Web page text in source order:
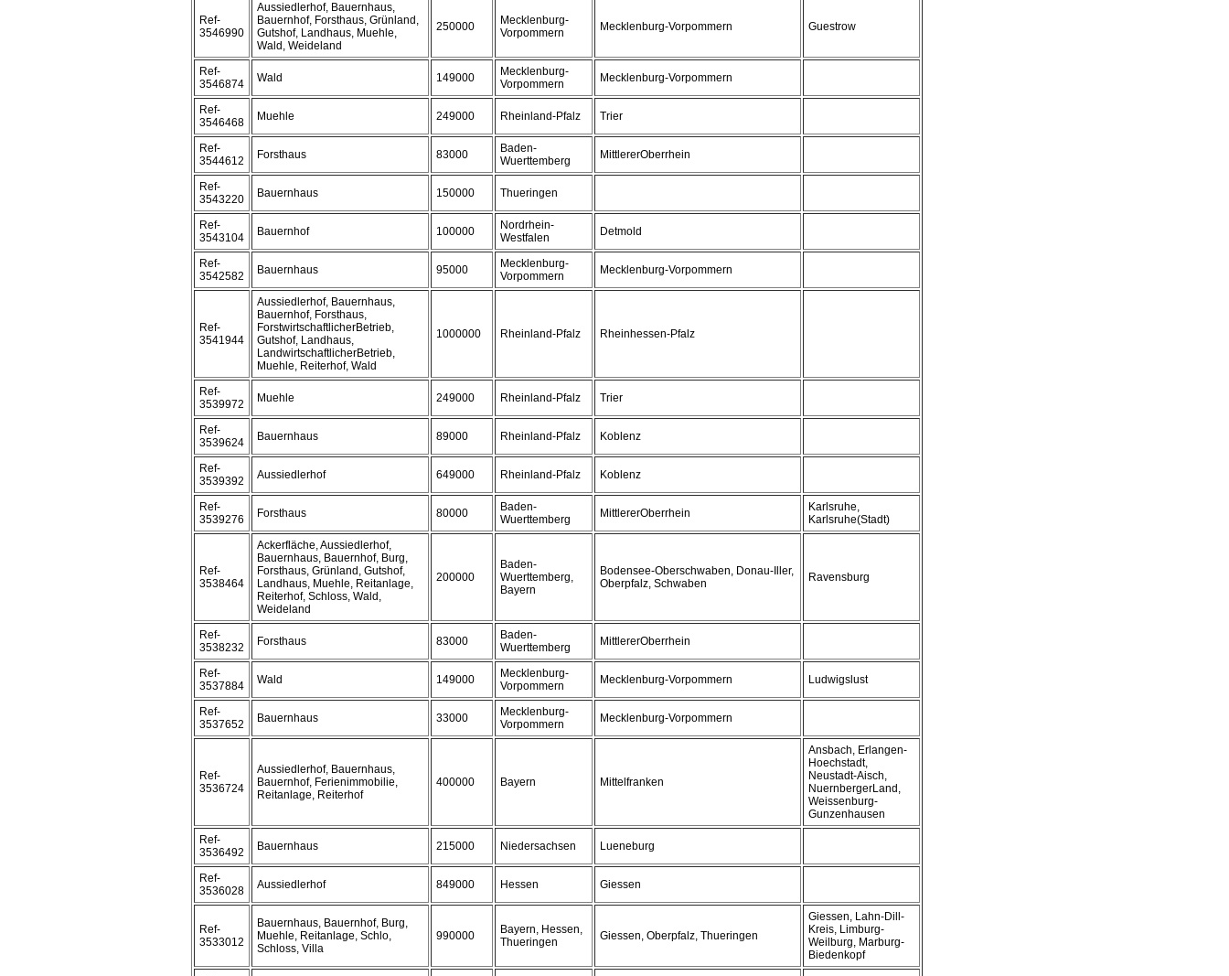
Ref-
3546990
Aussiedlerhof, Bauernhaus,
Bauernhof, Forsthaus, Grünland,
Gutshof, Landhaus, Muehle,
Wald, Weideland
250000
Mecklenburg-
Vorpommern
Mecklenburg-Vorpommern Guestrow
Ref-
3546874
Wald 149000
Mecklenburg-
Vorpommern
Mecklenburg-Vorpommern
Ref-
3546468
Muehle 249000 Rheinland-Pfalz Trier
Ref-
3544612
Forsthaus 83000
Baden-
Wuerttemberg
MittlererOberrhein
Ref-
3543220
Bauernhaus 150000 Thueringen
Ref-
3543104
Bauernhof 100000
Nordrhein-
Westfalen
Detmold
Ref-
3542582
Bauernhaus 95000
Mecklenburg-
Vorpommern
Mecklenburg-Vorpommern
Ref-
3541944
Aussiedlerhof, Bauernhaus,
Bauernhof, Forsthaus,
ForstwirtschaftlicherBetrieb,
Gutshof, Landhaus,
LandwirtschaftlicherBetrieb,
Muehle, Reiterhof, Wald
1000000 Rheinland-Pfalz Rheinhessen-Pfalz
Ref-
3539972
Muehle 249000 Rheinland-Pfalz Trier
Ref-
3539624
Bauernhaus 89000 Rheinland-Pfalz Koblenz
Ref-
3539392
Aussiedlerhof 649000 Rheinland-Pfalz Koblenz
Ref-
3539276
Forsthaus 80000
Baden-
Wuerttemberg
MittlererOberrhein
Karlsruhe,
Karlsruhe(Stadt)
Ref-
3538464
Ackerfläche, Aussiedlerhof,
Bauernhaus, Bauernhof, Burg,
Forsthaus, Grünland, Gutshof,
Landhaus, Muehle, Reitanlage,
Reiterhof, Schloss, Wald,
Weideland
200000
Baden-
Wuerttemberg,
Bayern
Bodensee-Oberschwaben, Donau-Iller,
Oberpfalz, Schwaben
Ravensburg
Ref-
3538232
Forsthaus 83000
Baden-
Wuerttemberg
MittlererOberrhein
Ref-
3537884
Wald 149000
Mecklenburg-
Vorpommern
Mecklenburg-Vorpommern Ludwigslust
Ref-
3537652
Bauernhaus 33000
Mecklenburg-
Vorpommern
Mecklenburg-Vorpommern
Ref-
3536724
Aussiedlerhof, Bauernhaus,
Bauernhof, Ferienimmobilie,
Reitanlage, Reiterhof
400000 Bayern Mittelfranken
Ansbach, Erlangen-
Hoechstadt,
Neustadt-Aisch,
NuernbergerLand,
Weissenburg-
Gunzenhausen
Ref-
3536492
Bauernhaus 215000 Niedersachsen Lueneburg
Ref-
3536028
Aussiedlerhof 849000 Hessen Giessen
Ref-
3533012
Bauernhaus, Bauernhof, Burg,
Muehle, Reitanlage, Schlo,
Schloss, Villa
990000
Bayern, Hessen,
Thueringen
Giessen, Oberpfalz, Thueringen
Giessen, Lahn-Dill-
Kreis, Limburg-
Weilburg, Marburg-
Biedenkopf